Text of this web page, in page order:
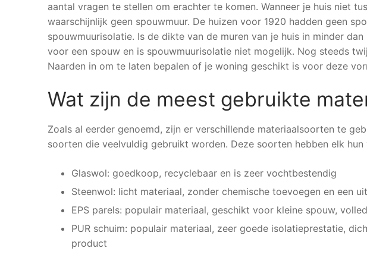
aantal vragen te stellen om erachter te komen. Wanneer je huis niet
waarschijnlijk geen spouwmuur. De huizen voor 1920 hadden geen
spouwmuurisolatie. Is de dikte van de muren van je huis in minder
voor een spouw en is spouwmuurisolatie niet mogelijk. Nog steeds
Naarden in om te laten bepalen of je woning geschikt is voor deze
Wat zijn de meest gebruikte
Zoals al eerder genoemd, zijn er verschillende materiaalsoorten te
soorten die veelvuldig gebruikt worden. Deze soorten hebben elk hun
Glaswol: goedkoop, recyclebaar en is zeer vochtbestendig
Steenwol: licht materiaal, zonder chemische toevoegen en een
EPS parels: populair materiaal, geschikt voor kleine spouw,
PUR schuim: populair materiaal, zeer goede isolatieprestatie,
product